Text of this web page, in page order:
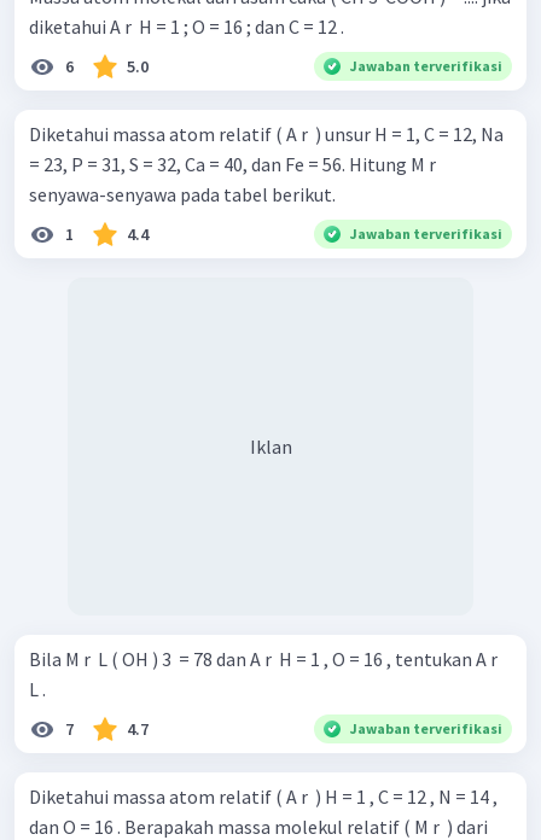
diketahui A r ​ H = 1 ; O = 16 ; dan C = 12 .
6 5.0 Jawaban terverifikasi
Diketahui massa atom relatif ( A r ​ ) unsur H = 1, C = 12, Na
= 23, P = 31, S = 32, Ca = 40, dan Fe = 56. Hitung M r ​
senyawa-senyawa pada tabel berikut.
1 4.4 Jawaban terverifikasi
Iklan
Bila M r ​ L ( OH ) 3 ​ = 78 dan A r ​ H = 1 , O = 16 , tentukan A r ​
L .
7 4.7 Jawaban terverifikasi
Diketahui massa atom relatif ( A r ​ ) H = 1 , C = 12 , N = 14 ,
dan O = 16 . Berapakah massa molekul relatif ( M r ​ ) dari